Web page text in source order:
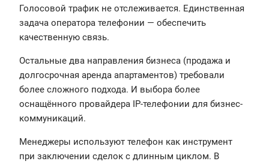
Голосовой трафик не отслеживается. Единственная
задача оператора телефонии — обеспечить
качественную связь.
Остальные два направления бизнеса (продажа и
долгосрочная аренда апартаментов) требовали
более сложного подхода. И выбора более
оснащённого провайдера IP-телефонии для бизнес-
коммуникаций.
Менеджеры используют телефон как инструмент
при заключении сделок с длинным циклом. В